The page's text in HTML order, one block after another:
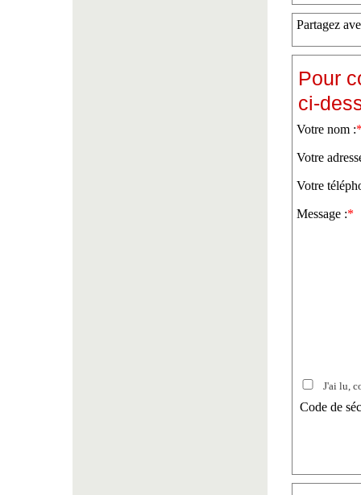
Partagez
Pour
ci-
Votre nom :
Votre
Votre
Message :*
J'ai lu,
Code de